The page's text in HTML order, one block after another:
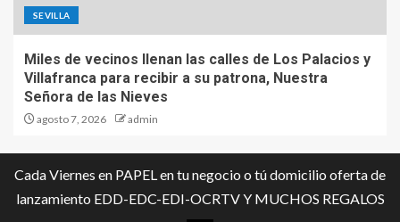
SEVILLA
Miles de vecinos llenan las calles de Los Palacios y
Villafranca para recibir a su patrona, Nuestra
Señora de las Nieves
agosto 7, 2026 admin
Cada Viernes en PAPEL en tu negocio o tú domicilio oferta de
lanzamiento EDD-EDC-EDI-OCRTV Y MUCHOS REGALOS